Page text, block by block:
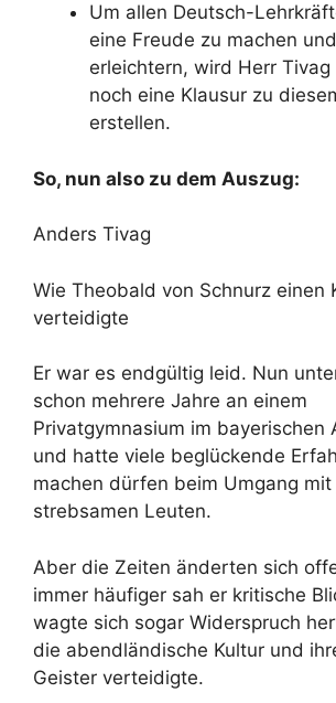
Um allen Deutsch-
eine Freude zu machen
erleichtern, wird Herr Tivag
noch eine Klausur zu
erstellen.
So, nun also zu dem Auszug:
Anders Tivag
Wie Theobald von Schnurz einen
verteidigte
Er war es endgültig leid. Nun
schon mehrere Jahre an einem
Privatgymnasium im bayerischen
und hatte viele beglückende
machen dürfen beim Umgang mit
strebsamen Leuten.
Aber die Zeiten änderten sich
immer häufiger sah er kritische
wagte sich sogar Widerspruch
die abendländische Kultur und
Geister verteidigte.